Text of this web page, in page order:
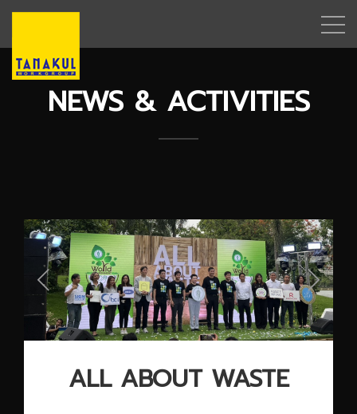
NEWS & ACTIVITIES
ALL ABOUT WASTE